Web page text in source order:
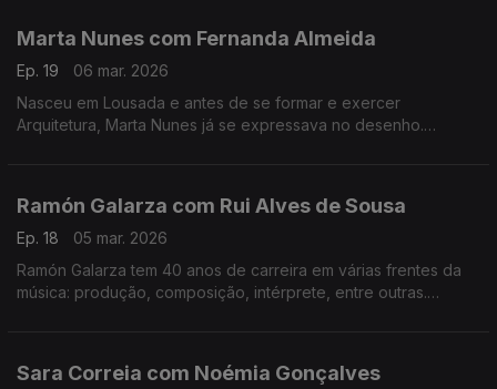
Marta Nunes com Fernanda Almeida
Ep. 19
06 mar. 2026
Nasceu em Lousada e antes de se formar e exercer
Arquitetura, Marta Nunes já se expressava no desenho.
Ramón Galarza com Rui Alves de Sousa
Ep. 18
05 mar. 2026
Ramón Galarza tem 40 anos de carreira em várias frentes da
música: produção, composição, intérprete, entre outras.
Sara Correia com Noémia Gonçalves